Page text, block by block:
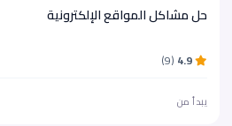
حل مشاكل المواقع الإلكترونية
4.9
(9)
يبدأ من